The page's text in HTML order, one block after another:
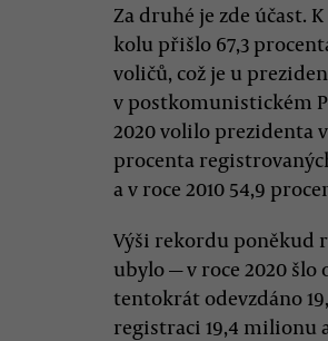
Za druhé je zde účast.
kolu přišlo 67,3
voličů, což je u
v postkomunistickém
2020 volilo prezidenta
procenta
a v roce 2010 54,9
Výši rekordu poněkud
ubylo — v roce 2020
tentokrát odevzdáno
registraci 19,4 milionu